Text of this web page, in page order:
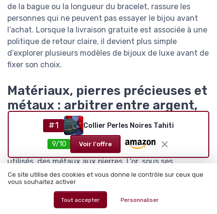
de la bague ou la longueur du bracelet, rassure les
personnes qui ne peuvent pas essayer le bijou avant
l’achat. Lorsque la livraison gratuite est associée à une
politique de retour claire, il devient plus simple
d’explorer plusieurs modèles de bijoux de luxe avant de
fixer son choix.
Matériaux, pierres précieuses et
métaux : arbitrer entre argent,
or et haute joaillerie
Choisir les meilleurs bijoux de soirée en haute joaillerie
implique de comprendre précisément les matériaux
utilisés, des métaux aux pierres. L’or, sous ses
différentes couleurs, reste la base de la plupart des
bijoux de luxe, mais l’argent et l’argent sterling
occupent une place croissante dans les collections
contemporaines. Pour une personne en quête
#1 Collier Perles Noires Tahiti
9/10 Voir l'offre
Ce site utilise des cookies et vous donne le contrôle sur ceux que
vous souhaitez activer
Tout accepter Personnaliser